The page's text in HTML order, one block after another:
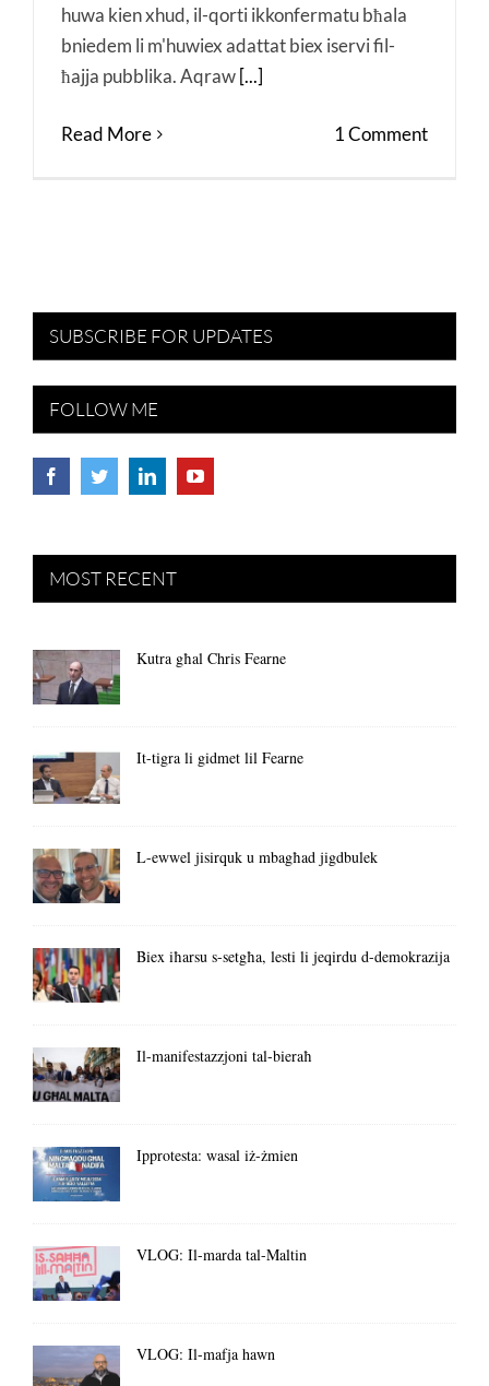
huwa kien xhud, il-qorti ikkonfermatu bħala
bniedem li m'huwiex adattat biex iservi fil-
ħajja pubblika. Aqraw [...]
Read More 1 Comment
SUBSCRIBE FOR UPDATES
FOLLOW ME
MOST RECENT
Kutra għal Chris Fearne
It-tigra li gidmet lil Fearne
L-ewwel jisirquk u mbagħad jigdbulek
Biex iħarsu s-setgħa, lesti li jeqirdu d-demokrazija
Il-manifestazzjoni tal-bieraħ
Ipprotesta: wasal iż-żmien
VLOG: Il-marda tal-Maltin
VLOG: Il-mafja hawn